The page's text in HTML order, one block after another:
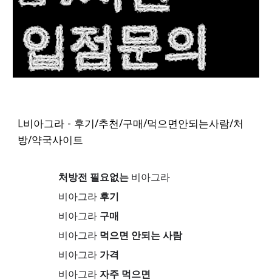
L비아그라 - 후기/추천/구매/먹으면안되는사람/처
방/약국사이트
처방전 필요없는 비아그라
비아그라 후기
비아그라 구매
비아그라 먹으면 안되는 사람
비아그라 가격
비아그라자주 먹으면